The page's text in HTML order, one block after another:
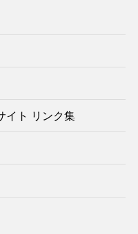
イト リンク集